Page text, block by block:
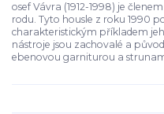
osef Vávra (1912-1998) je
rodu. Tyto housle z roku 1990
charakteristickým příkladem
nástroje jsou zachovalé a
ebenovou garniturou a